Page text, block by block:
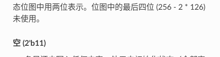
态位图中用两位表示。位图中的最后四位 (256 - 2 * 126)
未使用。
空 (2'b11)